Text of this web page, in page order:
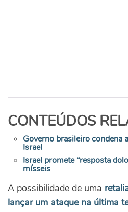
CONTEÚDOS
Governo brasileiro condena
Israel
Israel promete “resposta
mísseis
A possibilidade de uma
lançar um ataque na última